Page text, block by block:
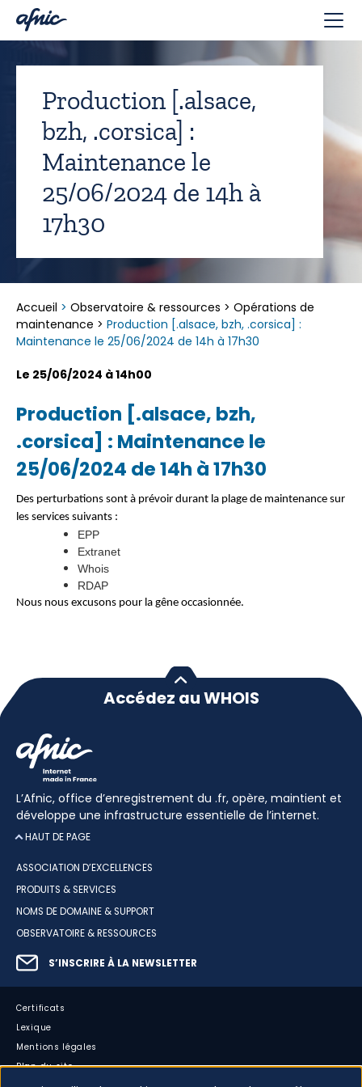
Production [.alsace,
bzh, .corsica] :
Maintenance le
25/06/2024 de 14h à
17h30
Accueil > Observatoire & ressources > Opérations de
maintenance > Production [.alsace, bzh, .corsica] :
Maintenance le 25/06/2024 de 14h à 17h30
Le 25/06/2024 à 14h00
Production [.alsace, bzh,
.corsica] : Maintenance le
25/06/2024 de 14h à 17h30
Des perturbations sont à prévoir durant la plage de maintenance sur
les services suivants :
EPP
Extranet
Whois
RDAP
Nous nous excusons pour la gêne occasionnée.
Accédez au WHOIS
L’Afnic, office d’enregistrement du .fr, opère, maintient et
développe une infrastructure essentielle de l’internet.
HAUT DE PAGE
ASSOCIATION D’EXCELLENCES
PRODUITS & SERVICES
NOMS DE DOMAINE & SUPPORT
OBSERVATOIRE & RESSOURCES
S’INSCRIRE À LA NEWSLETTER
Certificats
Lexique
Mentions légales
Plan du site
Panneau de gestion des cookies